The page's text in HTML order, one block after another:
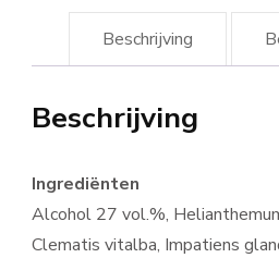
Beschrijving
Beschrijving
Ingrediënten
Alcohol 27 vol.%,
Clematis vitalba, Impatiens